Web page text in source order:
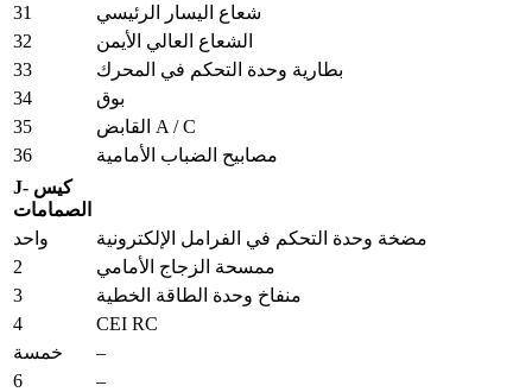
31
شعاع اليسار الرئيسي
32
الشعاع العالي الأيمن
33
بطارية وحدة التحكم في المحرك
34
بوق
35
القابض A / C
36
مصابيح الضباب الأمامية
J- كيس
الصمامات
واحد
مضخة وحدة التحكم في الفرامل الإلكترونية
2
ممسحة الزجاج الأمامي
3
منفاخ وحدة الطاقة الخطية
4
CEI RC
خمسة
–
6
–